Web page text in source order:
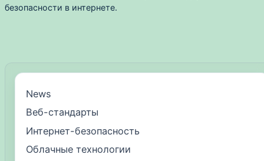
безопасности в интернете.
News
Веб-стандарты
Интернет-безопасность
Облачные технологии